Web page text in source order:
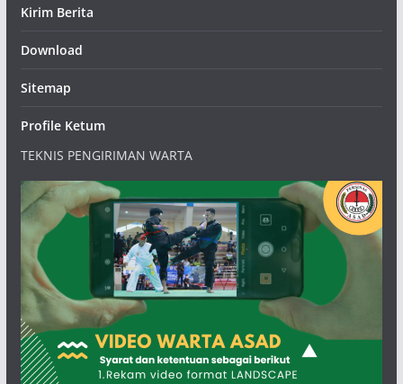
Kirim Berita
Download
Sitemap
Profile Ketum
TEKNIS PENGIRIMAN WARTA